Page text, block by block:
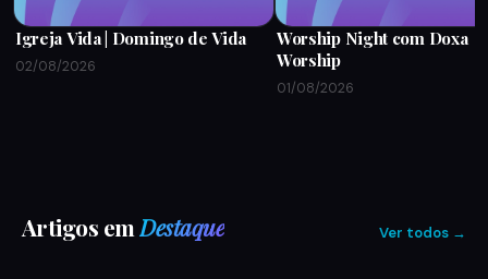
Igreja Vida | Domingo de Vida
02/08/2026
Worship Night com Doxa
Worship
01/08/2026
Artigos emDestaque Ver todos →
ouviram falar, mas Ele deseja revelar-Se a ti de forma
real e pessoal. A Sua presença não é apenas uma
28 Jul 2026